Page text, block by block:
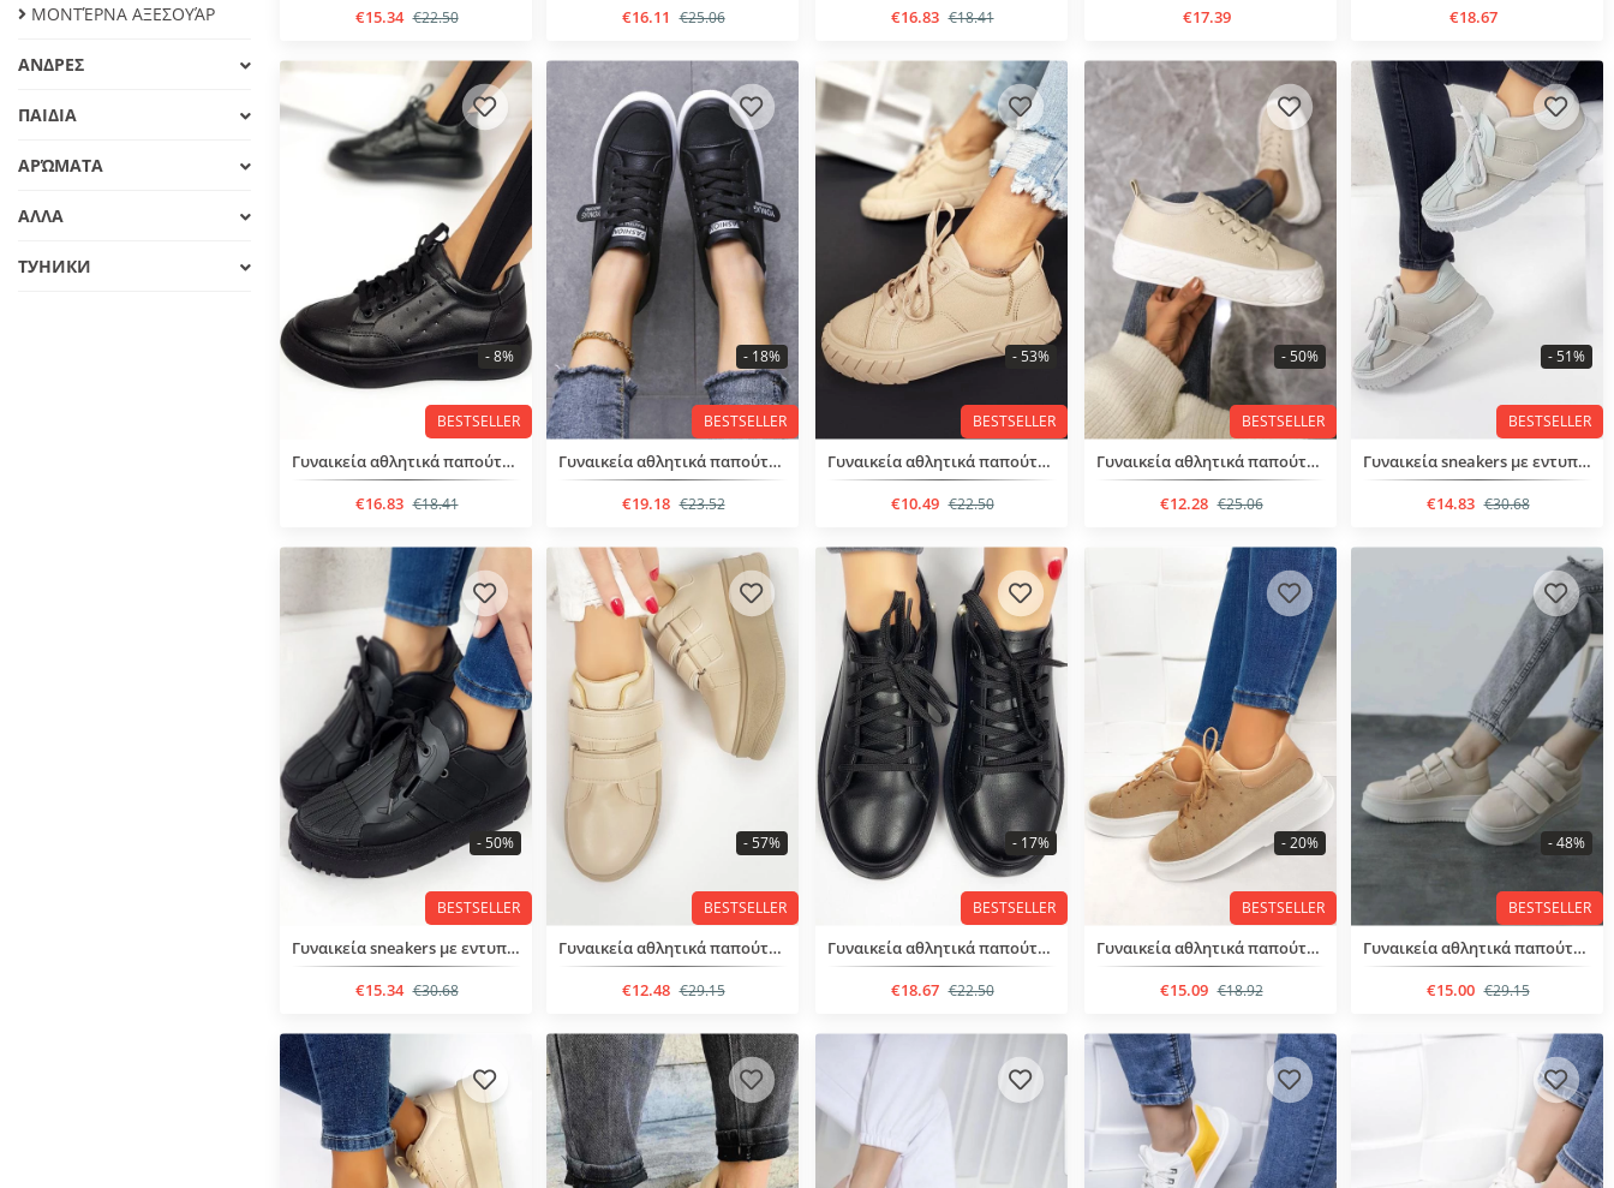
ΜΟΝΤΈΡΝΑ ΑΞΕΣΟΥΆΡ
ΑΝΔΡΕΣ
ΠΑΙΔΙΑ
ΑΡΏΜΑΤΑ
ΑΛΛΑ
ТУНИКИ
€15.34 €22.50
€16.11 €25.06
€16.83 €18.41
€17.39
€18.67
BESTSELLER
Γυναικεία αθλητικά παπούτσια με κορδόνια
€16.83 €18.41
- 8%
BESTSELLER
Γυναικεία αθλητικά παπούτσια με κορδόνια
€19.18 €23.52
- 18%
BESTSELLER
Γυναικεία αθλητικά παπούτσια με κορδόνια
€10.49 €22.50
- 53%
BESTSELLER
Γυναικεία αθλητικά παπούτσια με κορδόνια
€12.28 €25.06
- 50%
BESTSELLER
Γυναικεία sneakers με εντυπωσιακό μοτίβο
€14.83 €30.68
- 51%
BESTSELLER
Γυναικεία sneakers με εντυπωσιακό σχέδιο
€15.34 €30.68
- 50%
BESTSELLER
Γυναικεία αθλητικά παπούτσια με χοντρή σόλα
€12.48 €29.15
- 57%
BESTSELLER
Γυναικεία αθλητικά παπούτσια με κορδόνια
€18.67 €22.50
- 17%
BESTSELLER
Γυναικεία αθλητικά παπούτσια με κορδόνια
€15.09 €18.92
- 20%
BESTSELLER
Γυναικεία αθλητικά παπούτσια
€15.00 €29.15
- 48%